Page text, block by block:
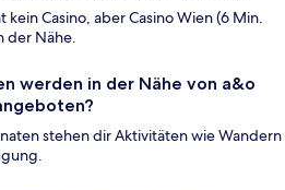
kein Casino, aber Casino Wien (6 Min.
der Nähe.
werden in der Nähe von a&o
stehen dir Aktivitäten wie Wandern